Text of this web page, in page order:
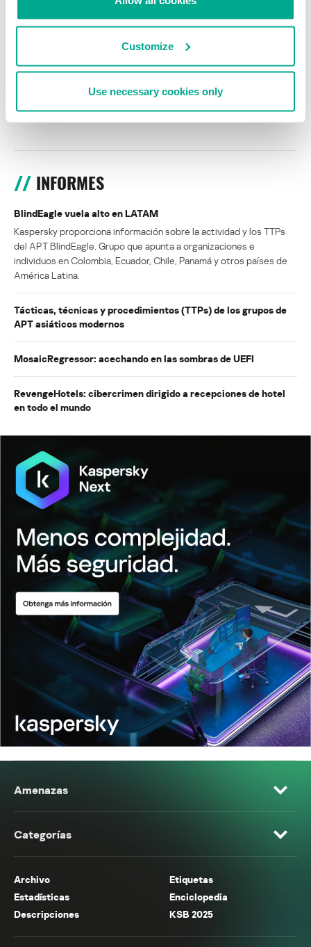
Customize
Use necessary cookies only
Autoridades se infiltran en la red
INFORMES
BlindEagle vuela alto en LATAM
Kaspersky proporciona información sobre la actividad y los TTPs
del APT BlindEagle. Grupo que apunta a organizaciones e
individuos en Colombia, Ecuador, Chile, Panamá y otros países de
América Latina.
Tácticas, técnicas y procedimientos (TTPs) de los grupos de
APT asiáticos modernos
MosaicRegressor: acechando en las sombras de UEFI
RevengeHotels: cibercrimen dirigido a recepciones de hotel
en todo el mundo
Amenazas
Categorías
Archivo
Etiquetas
Estadísticas
Enciclopedia
Descripciones
KSB 2025